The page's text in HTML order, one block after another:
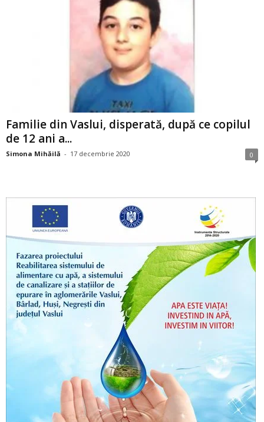
Familie din Vaslui, disperată, după ce copilul
de 12 ani a...
Simona Mihăilă - 17 decembrie 2020 0